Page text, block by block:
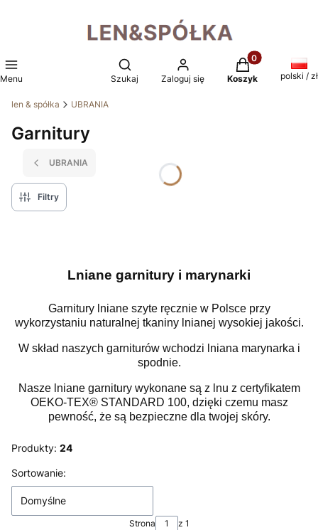
Menu
Otwórz wyszukiwarkę
Szukaj Zaloguj się
Produkty w
Koszyk polski / zł
len & spółka UBRANIA
Garnitury
UBRANIA
Filtry
Lniane garnitury i marynarki
Garnitury lniane szyte ręcznie w Polsce przy
wykorzystaniu naturalnej tkaniny lnianej wysokiej jakości.
W skład naszych garniturów wchodzi lniana marynarka i
spodnie.
Nasze lniane garnitury wykonane są z lnu z certyfikatem
OEKO-TEX® STANDARD 100, dzięki czemu masz
pewność, że są bezpieczne dla twojej skóry.
Produkty: 24
Lista produktów
Sortowanie:
Domyślne
Strona z 1